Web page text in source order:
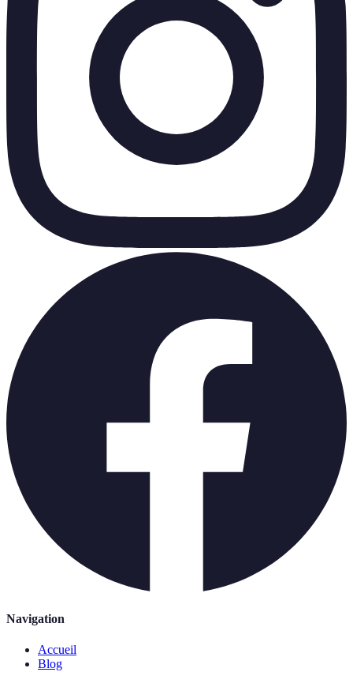
Navigation
Accueil
Blog